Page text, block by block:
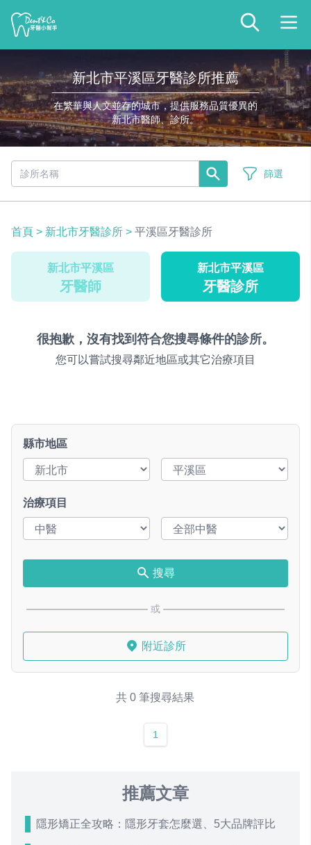
新北市平溪區牙醫診所推薦
在繁華與人文並存的城市，提供服務品質優異的
新北市醫師、診所。
篩選
首頁 > 新北市牙醫診所 > 平溪區牙醫診所
新北市平溪區
牙醫師
新北市平溪區
牙醫診所
很抱歉，沒有找到符合您搜尋條件的診所。
您可以嘗試搜尋鄰近地區或其它治療項目
縣市地區
治療項目
搜尋
或
附近診所
共 0 筆搜尋結果
1
推薦文章
隱形矯正全攻略：隱形牙套怎麼選、5大品牌評比